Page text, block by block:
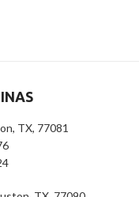
TX, 77081